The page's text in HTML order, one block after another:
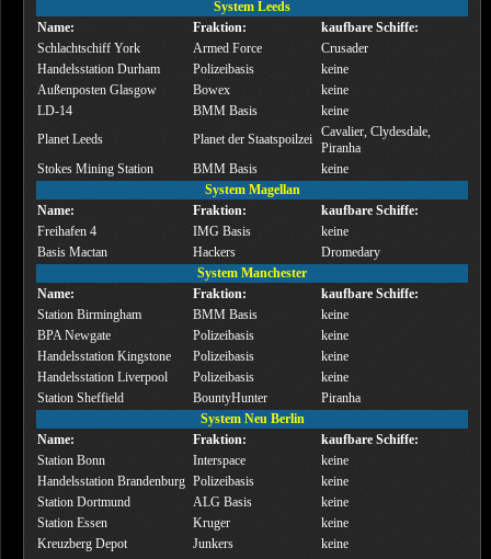
System Leeds
Name:
Fraktion:
kaufbare Schiffe:
Schlachtschiff York
Armed Force
Crusader
Handelsstation Durham
Polizeibasis
keine
Außenposten Glasgow
Bowex
keine
LD-14
BMM Basis
keine
Planet Leeds
Planet der Staatspoilzei Cavalier, Clydesdale,
Piranha
Stokes Mining Station
BMM Basis
keine
System Magellan
Name:
Fraktion:
kaufbare Schiffe:
Freihafen 4
IMG Basis
keine
Basis Mactan
Hackers
Dromedary
System Manchester
Name:
Fraktion:
kaufbare Schiffe:
Station Birmingham
BMM Basis
keine
BPA Newgate
Polizeibasis
keine
Handelsstation Kingstone
Polizeibasis
keine
Handelsstation Liverpool
Polizeibasis
keine
Station Sheffield
BountyHunter
Piranha
System Neu Berlin
Name:
Fraktion:
kaufbare Schiffe:
Station Bonn
Interspace
keine
Handelsstation Brandenburg Polizeibasis
keine
Station Dortmund
ALG Basis
keine
Station Essen
Kruger
keine
Kreuzberg Depot
Junkers
keine